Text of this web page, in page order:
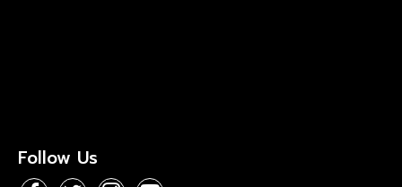
Follow Us